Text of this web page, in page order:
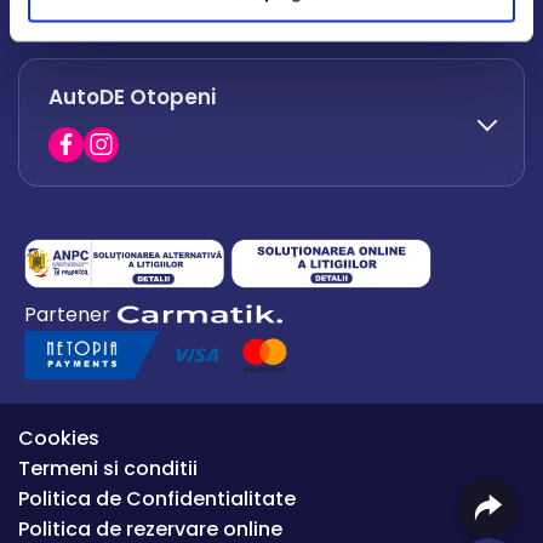
office.afumati@autode.ro
0730 063 852
0730 063 851
AutoDE Otopeni
0754 649 360
office.premium@autode.ro
Partener
Cookies
Termeni si conditii
Politica de Confidentialitate
Politica de rezervare online